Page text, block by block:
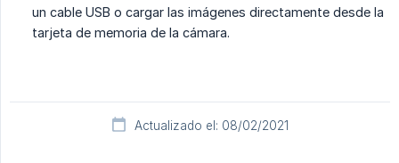
un cable USB o cargar las imágenes directamente desde la
tarjeta de memoria de la cámara.
Actualizado el: 08/02/2021